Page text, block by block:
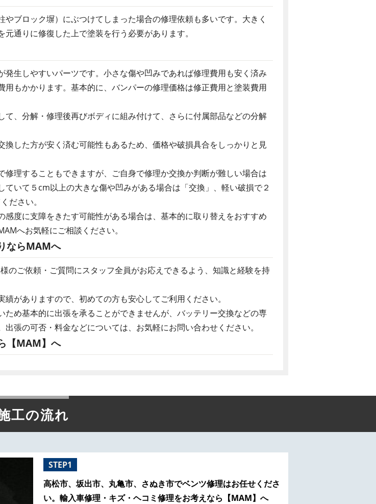
ブロック塀）にぶつけてしまった場合の修理依頼も多いです。大きく
通りに修復した上で塗装を行う必要があります。
生しやすいパーツです。小さな傷や凹みであれば修理費用も安く済み
もかかります。基本的に、バンパーの修理価格は修正費用と塗装費用
、分解・修理後再びボディに組み付けて、さらに付属部品などの分解
した方が安く済む可能性もあるため、価格や破損具合をしっかりと見
理することもできますが、ご自身で修理か交換か判断が難しい場合は
いて５cm以上の大きな傷や凹みがある場合は「交換」、軽い破損で２
ださい。
度に支障をきたす可能性がある場合は、基本的に取り替えをおすすめ
へお気軽にご相談ください。
ならMAMへ
のご依頼・ご質問にスタッフ全員がお応えできるよう、知識と経験を持
がありますので、初めての方も安心してご利用ください。
め基本的に出張を承ることができませんが、バッテリー交換などの専
張の可否・料金などについては、お気軽にお問い合わせください。
【MAM】へ
工の流れ
STEP1
高松市、坂出市、丸亀市、さぬき市でベンツ修理はお任せくださ
い。輸入車修理・キズ・ヘコミ修理をお考えなら【MAM】へ